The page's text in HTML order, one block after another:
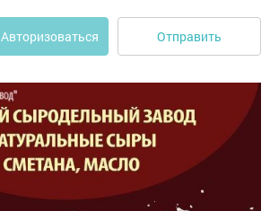
Авторизоваться Отправить